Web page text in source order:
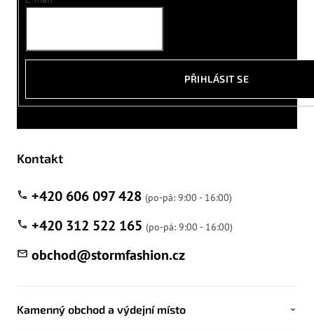
PŘIHLÁSIT SE
Kontakt
obchod@stormfashion.cz
+420 606 097 428
+420 312 522 165
Kamenný obchod a výdejní místo